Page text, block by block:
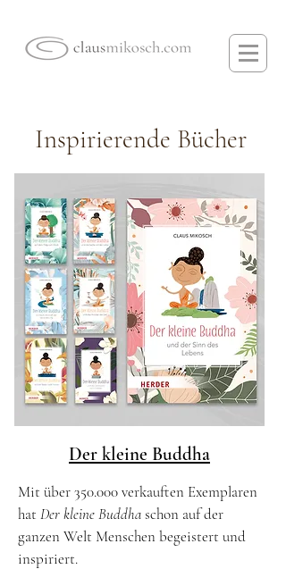
Inspirierende Bücher
Der kleine Buddha
Mit über 350.000 verkauften Exemplaren
hat Der kleine Buddhaschon auf der
ganzen Welt Menschen begeistert und
inspiriert.